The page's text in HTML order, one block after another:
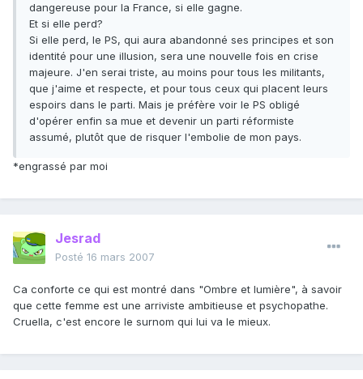
dangereuse pour la France, si elle gagne.
Et si elle perd?
Si elle perd, le PS, qui aura abandonné ses principes et son
identité pour une illusion, sera une nouvelle fois en crise
majeure. J'en serai triste, au moins pour tous les militants,
que j'aime et respecte, et pour tous ceux qui placent leurs
espoirs dans le parti. Mais je préfère voir le PS obligé
d'opérer enfin sa mue et devenir un parti réformiste
assumé, plutôt que de risquer l'embolie de mon pays.
*engrassé par moi
Jesrad
Posté 16 mars 2007
Ca conforte ce qui est montré dans "Ombre et lumière", à savoir
que cette femme est une arriviste ambitieuse et psychopathe.
Cruella, c'est encore le surnom qui lui va le mieux.